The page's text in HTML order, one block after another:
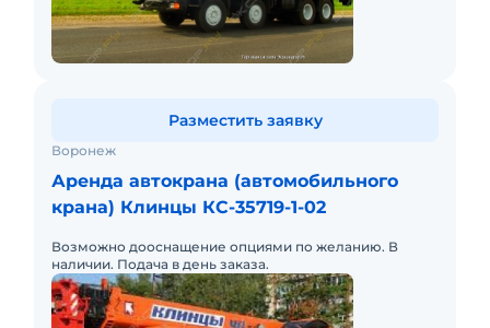
Воронеж
Аренда автокрана (автомобильного
крана) Клинцы КС-35719-1-02
Возможно дооснащение опциями по желанию. В
наличии. Подача в день заказа.
Разместить заявку